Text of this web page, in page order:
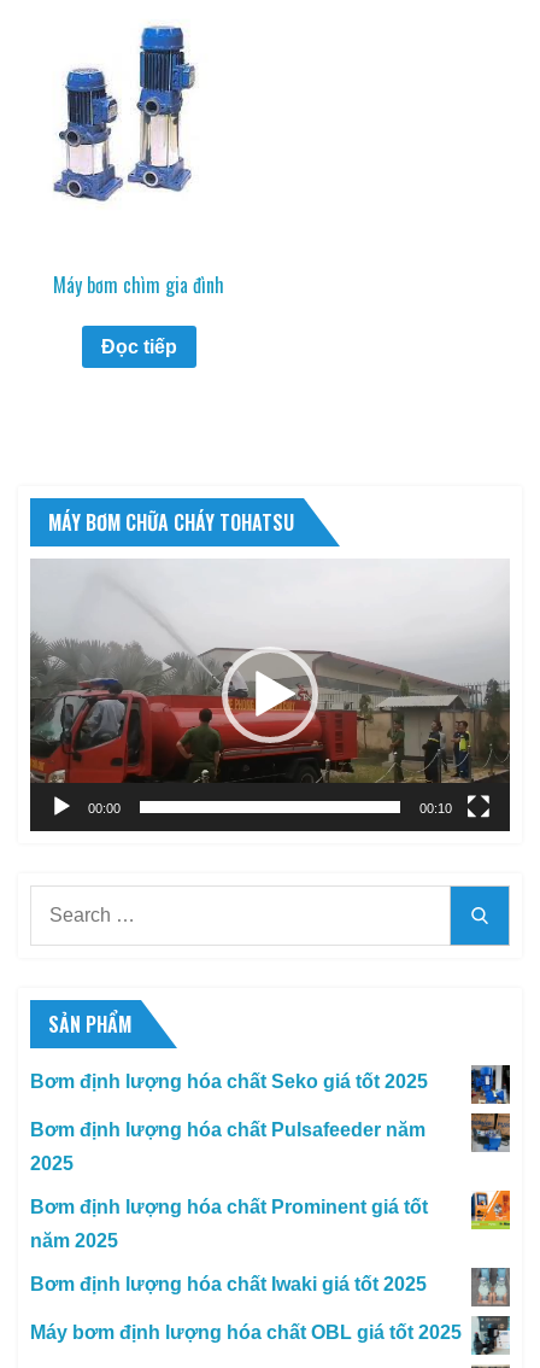
Máy bơm chìm gia đình
Đọc tiếp
MÁY BƠM CHỮA CHÁY TOHATSU
Video
00:00 00:10
SẢN PHẨM
Bơm định lượng hóa chất Seko giá tốt 2025
Bơm định lượng hóa chất Pulsafeeder năm
2025
Bơm định lượng hóa chất Prominent giá tốt
năm 2025
Bơm định lượng hóa chất Iwaki giá tốt 2025
Máy bơm định lượng hóa chất OBL giá tốt 2025